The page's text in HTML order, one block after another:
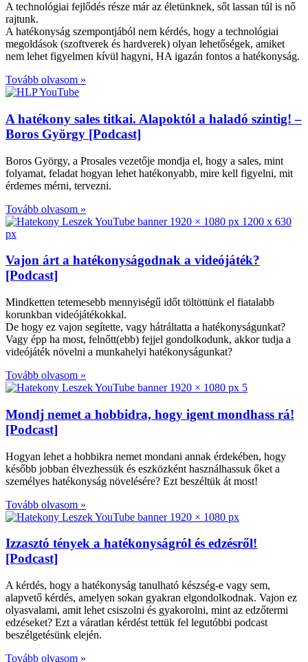
A technológiai fejlődés része már az életünknek, sőt lassan túl is nő
rajtunk.
A hatékonyság szempontjából nem kérdés, hogy a technológiai
megoldások (szoftverek és hardverek) olyan lehetőségek, amiket
nem lehet figyelmen kívül hagyni, HA igazán fontos a hatékonyság.
Tovább olvasom »
A hatékony sales titkai. Alapoktól a haladó szintig! –
Boros György [Podcast]
Boros György, a Prosales vezetője mondja el, hogy a sales, mint
folyamat, feladat hogyan lehet hatékonyabb, mire kell figyelni, mit
érdemes mérni, tervezni.
Tovább olvasom »
Vajon árt a hatékonyságodnak a videójáték?
[Podcast]
Mindketten tetemesebb mennyiségű időt töltöttünk el fiatalabb
korunkban videójátékokkal.
De hogy ez vajon segítette, vagy hátráltatta a hatékonyságunkat?
Vagy épp ha most, felnőtt(ebb) fejjel gondolkodunk, akkor tudja a
videójáték növelni a munkahelyi hatékonyságunkat?
Tovább olvasom »
Mondj nemet a hobbidra, hogy igent mondhass rá!
[Podcast]
Hogyan lehet a hobbikra nemet mondani annak érdekében, hogy
később jobban élvezhessük és eszközként használhassuk őket a
személyes hatékonyság növelésére? Ezt beszéltük át most!
Tovább olvasom »
Izzasztó tények a hatékonyságról és edzésről!
[Podcast]
A kérdés, hogy a hatékonyság tanulható készség-e vagy sem,
alapvető kérdés, amelyen sokan gyakran elgondolkodnak. Vajon ez
olyasvalami, amit lehet csiszolni és gyakorolni, mint az edzőtermi
edzéseket? Ezt a váratlan kérdést tettük fel legutóbbi podcast
beszélgetésünk elején.
Tovább olvasom »